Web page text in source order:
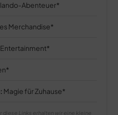
Abenteuer
Merchandise
Magie für Zuhause
diese Links erhalten wir eine kleine